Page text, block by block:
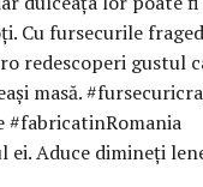
ei. Aduce dimineți